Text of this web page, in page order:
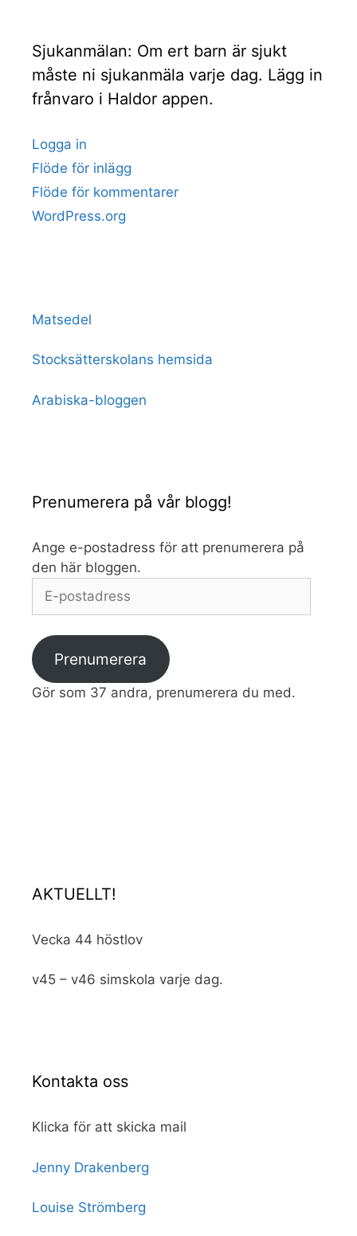
Sjukanmälan: Om ert barn är sjukt
måste ni sjukanmäla varje dag. Lägg in
frånvaro i Haldor appen.
Logga in
Flöde för inlägg
Flöde för kommentarer
WordPress.org
Matsedel
Stocksätterskolans hemsida
Arabiska-bloggen
Prenumerera på vår blogg!
Ange e-postadress för att prenumerera på
den här bloggen.
postadress
Prenumerera
Gör som 37 andra, prenumerera du med.
AKTUELLT!
Vecka 44 höstlov
v45 – v46 simskola varje dag.
Kontakta oss
Klicka för att skicka mail
Jenny Drakenberg
Louise Strömberg